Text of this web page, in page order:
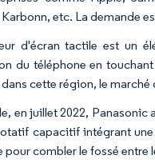
etc. La demande
d'écran tactile est un
du téléphone en
cette région, le
en juillet 2022,
capacitif intégrant
pour combler le fossé